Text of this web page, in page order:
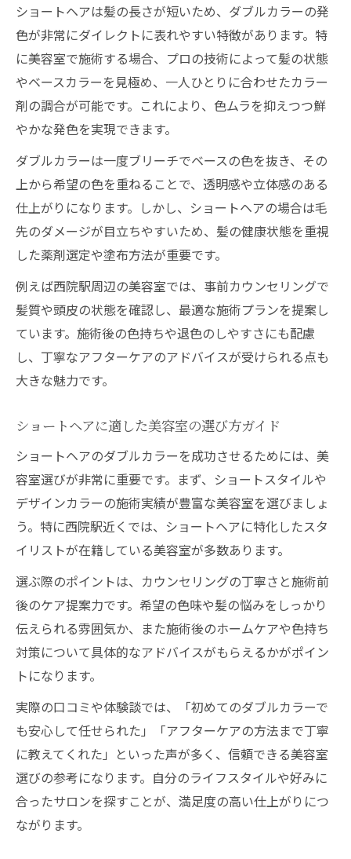
ショートヘアは髪の長さが短いため、ダブルカラーの発
色が非常にダイレクトに表れやすい特徴があります。特
に美容室で施術する場合、プロの技術によって髪の状態
やベースカラーを見極め、一人ひとりに合わせたカラー
剤の調合が可能です。これにより、色ムラを抑えつつ鮮
やかな発色を実現できます。
ダブルカラーは一度ブリーチでベースの色を抜き、その
上から希望の色を重ねることで、透明感や立体感のある
仕上がりになります。しかし、ショートヘアの場合は毛
先のダメージが目立ちやすいため、髪の健康状態を重視
した薬剤選定や塗布方法が重要です。
例えば西院駅周辺の美容室では、事前カウンセリングで
髪質や頭皮の状態を確認し、最適な施術プランを提案し
ています。施術後の色持ちや退色のしやすさにも配慮
し、丁寧なアフターケアのアドバイスが受けられる点も
大きな魅力です。
ショートヘアに適した美容室の選び方ガイド
ショートヘアのダブルカラーを成功させるためには、美
容室選びが非常に重要です。まず、ショートスタイルや
デザインカラーの施術実績が豊富な美容室を選びましょ
う。特に西院駅近くでは、ショートヘアに特化したスタ
イリストが在籍している美容室が多数あります。
選ぶ際のポイントは、カウンセリングの丁寧さと施術前
後のケア提案力です。希望の色味や髪の悩みをしっかり
伝えられる雰囲気か、また施術後のホームケアや色持ち
対策について具体的なアドバイスがもらえるかがポイン
トになります。
実際の口コミや体験談では、「初めてのダブルカラーで
も安心して任せられた」「アフターケアの方法まで丁寧
に教えてくれた」といった声が多く、信頼できる美容室
選びの参考になります。自分のライフスタイルや好みに
合ったサロンを探すことが、満足度の高い仕上がりにつ
ながります。